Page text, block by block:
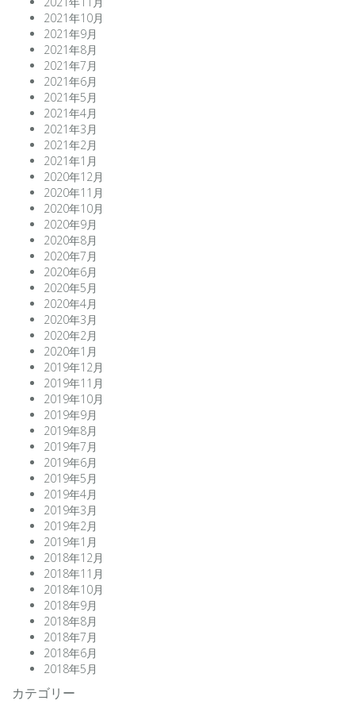
2021年10月
2021年9月
2021年8月
2021年7月
2021年6月
2021年5月
2021年4月
2021年3月
2021年2月
2021年1月
2020年12月
2020年11月
2020年10月
2020年9月
2020年8月
2020年7月
2020年6月
2020年5月
2020年4月
2020年3月
2020年2月
2020年1月
2019年12月
2019年11月
2019年10月
2019年9月
2019年8月
2019年7月
2019年6月
2019年5月
2019年4月
2019年3月
2019年2月
2019年1月
2018年12月
2018年11月
2018年10月
2018年9月
2018年8月
2018年7月
2018年6月
2018年5月
カテゴリー